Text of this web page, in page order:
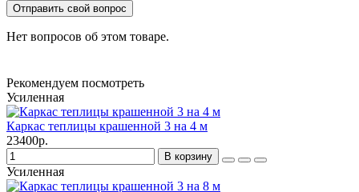
Отправить свой вопрос
Нет вопросов об этом товаре.
Рекомендуем посмотреть
Усиленная
Каркас теплицы крашенной 3 на 4 м
23400р.
В корзину
Усиленная